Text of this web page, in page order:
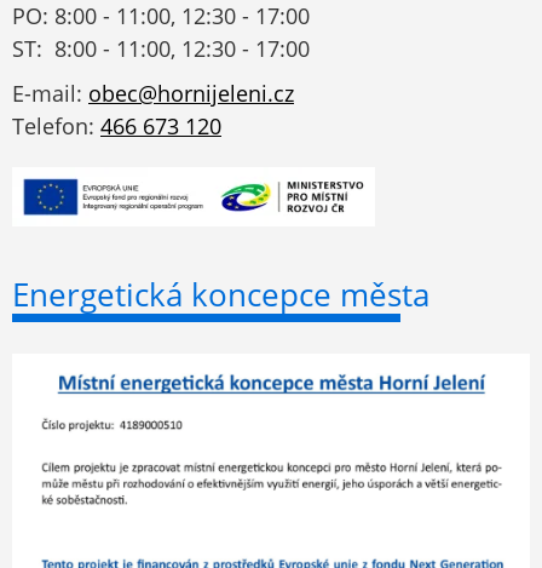
PO: 8:00 - 11:00, 12:30 - 17:00
ST: 8:00 - 11:00, 12:30 - 17:00
E-mail: obec@hornijeleni.cz
Telefon: 466 673 120
Energetická koncepce města